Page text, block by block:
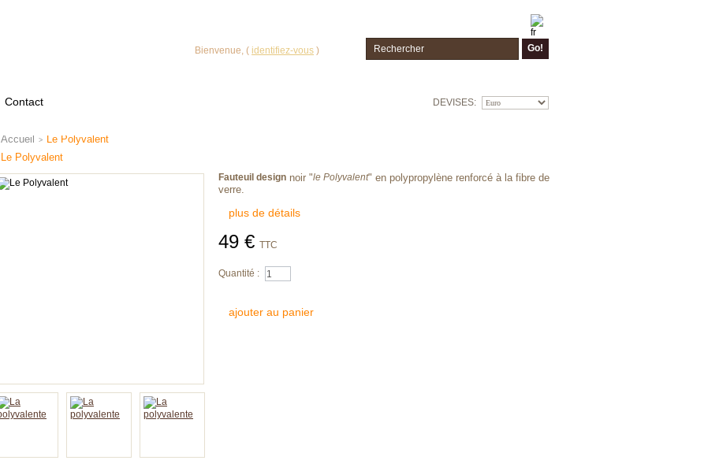
Bienvenue, ( identifiez-vous ) Go!
Contact DEVISES:
Accueil > Le Polyvalent
Le Polyvalent
Fauteuil design noir "le Polyvalent" en polypropylène renforcé à la fibre de
verre .
plus de détails
49 € TTC
Quantité :
ajouter au panier